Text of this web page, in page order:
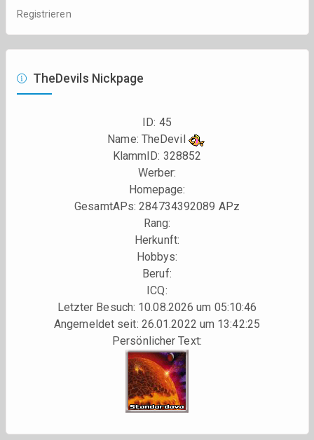
Registrieren
TheDevils Nickpage
ID: 45
Name: TheDevil
KlammID: 328852
Werber:
Homepage:
GesamtAPs: 284734392089 APz
Rang:
Herkunft:
Hobbys:
Beruf:
ICQ:
Letzter Besuch: 10.08.2026 um 05:10:46
Angemeldet seit: 26.01.2022 um 13:42:25
Persönlicher Text: